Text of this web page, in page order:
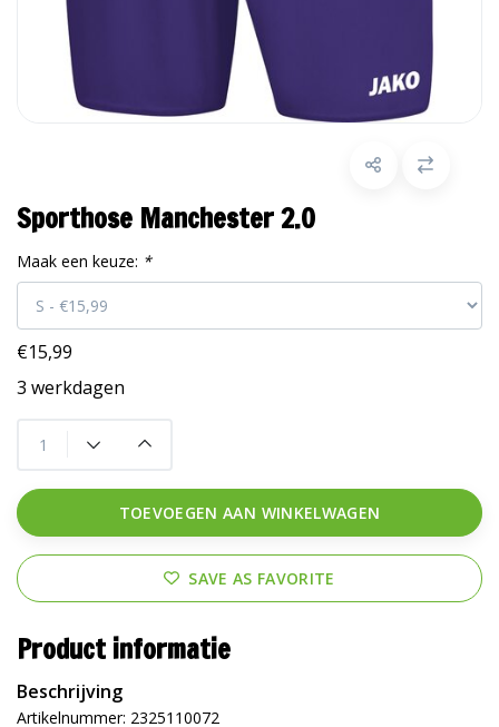
Sporthose Manchester 2.0
Maak een keuze: *
€15,99
3 werkdagen
TOEVOEGEN AAN WINKELWAGEN
SAVE AS FAVORITE
Product informatie
Beschrijving
Artikelnummer: 2325110072